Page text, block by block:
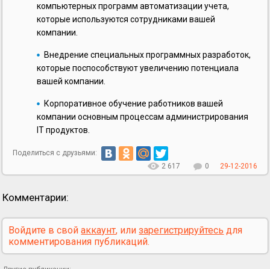
компьютерных программ автоматизации учета,
которые используются сотрудниками вашей
компании.
Внедрение специальных программных разработок,
которые поспособствуют увеличению потенциала
вашей компании.
Корпоративное обучение работников вашей
компании основным процессам администрирования
IT продуктов.
Поделиться с друзьями:
2 617
0 29-12-2016
Комментарии:
Войдите в свойаккаунт, илизарегистрируйтесь для
комментирования публикаций.